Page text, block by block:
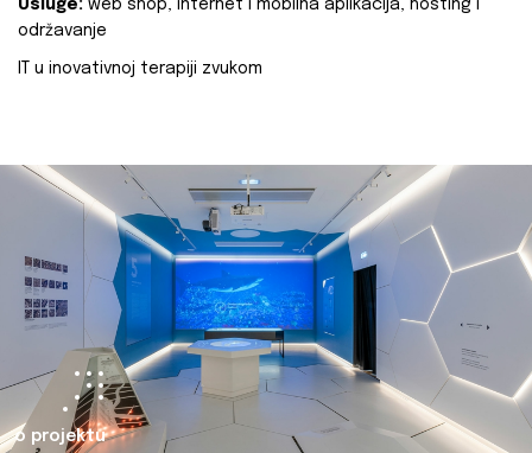
Usluge: web shop, internet i mobilna aplikacija, hosting i
održavanje
IT u inovativnoj terapiji zvukom
o projektu